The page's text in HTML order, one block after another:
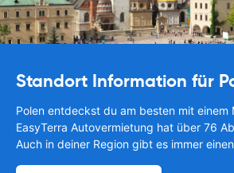
Standort Information für
Polen entdeckst du am besten mit einem
EasyTerra Autovermietung hat über 76
Auch in deiner Region gibt es immer